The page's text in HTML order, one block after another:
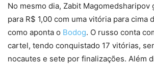
No mesmo dia, Zabit Magomedsharipov
para R$ 1,00 com uma vitória para cima
como aponta o Bodog. O russo conta
cartel, tendo conquistado 17 vitórias,
nocautes e sete por finalizações. Além